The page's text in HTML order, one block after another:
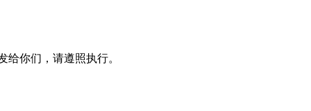
你们，请遵照执行。